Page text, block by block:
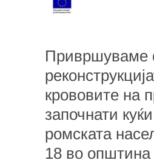
Привршуваме
крововите на
започнати
ромската
18 во